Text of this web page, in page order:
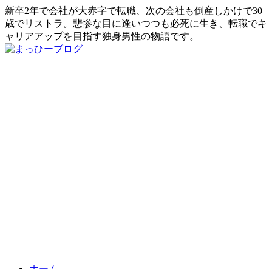
新卒2年で会社が大赤字で転職、次の会社も倒産しかけで30
歳でリストラ。悲惨な目に逢いつつも必死に生き、転職でキ
ャリアアップを目指す独身男性の物語です。